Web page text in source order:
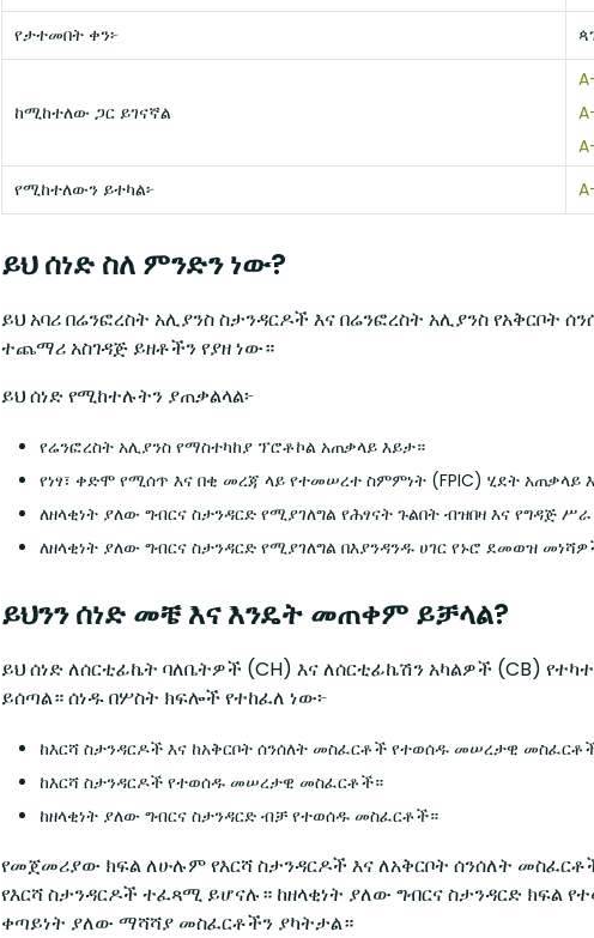
የታተመበት ቀን፦
ከሚከተለው ጋር ይገናኛል
የሚከተለውን ይተካል፦
ይህ ሰነድ ስለ ምንድን ነው?
ይህ አባሪ በሬንፎረስት አሊያንስ ስታንዳርዶች እና በሬንፎረስት አሊያንስ
ተጨማሪ አስገዳጅ ይዘቶችን የያዘ ነው።
ይህ ሰነድ የሚከተሉትን ያጠቃልላል፦
የሬንፎረስት አሊያንስ የማስተካከያ ፕሮቶኮል አጠቃላይ እይታ።
የነፃ፣ ቀድሞ የሚሰጥ እና በቂ መረጃ ላይ የተመሠረተ ስምምነት (FPIC) ሂደት አጠቃላይ
ለዘላቂነት ያለው ግብርና ስታንዳርድ የሚያገለግል የሕፃናት ጉልበት ብዝበዛ እና የግዳጅ
ለዘላቂነት ያለው ግብርና ስታንዳርድ የሚያገለግል በእያንዳንዱ ሀገር የኑሮ ደመወዝ
ይህንን ሰነድ መቼ እና እንዴት መጠቀም ይቻላል?
ይህ ሰነድ ለሰርቲፊኬት ባለቤትዎች (CH) እና ለሰርቲፊኬሽን አካልዎች (CB)
ይሰጣል። ሰነዱ በሦስት ክፍሎች የተከፈለ ነው፦
ከእርሻ ስታንዳርዶች እና ከአቅርቦት ሰንሰለት መስፈርቶች የተወሰዱ መሠረታዊ
ከእርሻ ስታንዳርዶች የተወሰዱ መሠረታዊ መስፈርቶች።
ከዘላቂነት ያለው ግብርና ስታንዳርድ ብቻ የተወሰዱ መስፈርቶች።
የመጀመሪያው ክፍል ለሁሉም የእርሻ ስታንዳርዶች እና ለአቅርቦት ሰንሰለት
የእርሻ ስታንዳርዶች ተፈጻሚ ይሆናሉ። ከዘላቂነት ያለው ግብርና ስታንዳርድ ክፍል
ቀጣይነት ያለው ማሻሻያ መስፈርቶችን ያካትታል።